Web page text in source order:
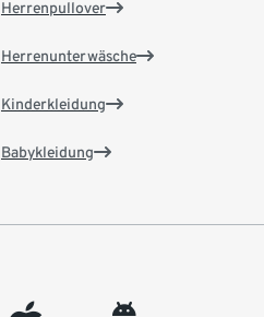
Herrenpullover
Herrenunterwäsche
Kinderkleidung
Babykleidung